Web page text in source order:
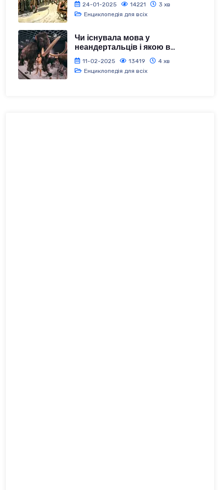
24-01-2025 14221
3 хв
Енциклопедія для всіх
Чи існувала мова у
неандертальців і якою в...
11-02-2025 13419
4 хв
Енциклопедія для всіх